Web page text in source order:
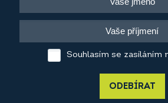
Souhlasím se zasíláním
ODEBÍRAT